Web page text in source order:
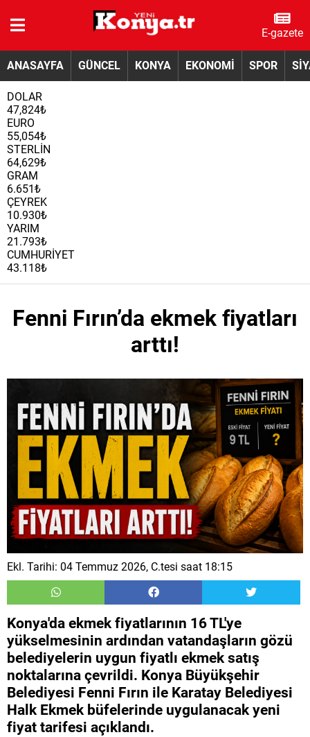
E-gazete
ANASAYFA GÜNCEL KONYA EKONOMİ SPOR
DOLAR
47,824₺
EURO
55,054₺
STERLİN
64,629₺
GRAM
6.651₺
ÇEYREK
10.930₺
YARIM
21.793₺
CUMHURİYET
43.118₺
Fenni Fırın’da ekmek fiyatları
arttı!
Ekl. Tarihi: 04 Temmuz 2026, C.tesi saat 18:15
Konya'da ekmek fiyatlarının 16 TL'ye
yükselmesinin ardından vatandaşların gözü
belediyelerin uygun fiyatlı ekmek satış
noktalarına çevrildi. Konya Büyükşehir
Belediyesi Fenni Fırın ile Karatay Belediyesi
Halk Ekmek büfelerinde uygulanacak yeni
fiyat tarifesi açıklandı.